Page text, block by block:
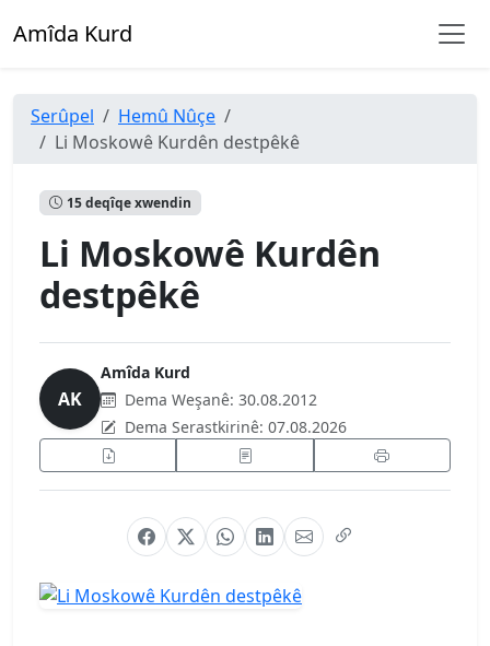
Amîda Kurd
Serûpel
Hemû Nûçe
Li Moskowê Kurdên destpêkê
15 deqîqe xwendin
Li Moskowê Kurdên
destpêkê
AK
Amîda Kurd
Dema Weşanê: 30.08.2012
Dema Serastkirinê: 07.08.2026